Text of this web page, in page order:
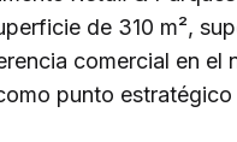
de 310 m²,
comercial en el
punto estratégico